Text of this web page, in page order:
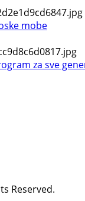
mobe
za sve
Reserved.